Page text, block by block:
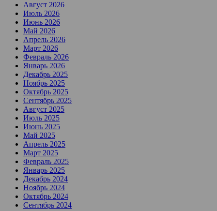
Август 2026
Июль 2026
Июнь 2026
Май 2026
Апрель 2026
Март 2026
Февраль 2026
Январь 2026
Декабрь 2025
Ноябрь 2025
Октябрь 2025
Сентябрь 2025
Август 2025
Июль 2025
Июнь 2025
Май 2025
Апрель 2025
Март 2025
Февраль 2025
Январь 2025
Декабрь 2024
Ноябрь 2024
Октябрь 2024
Сентябрь 2024